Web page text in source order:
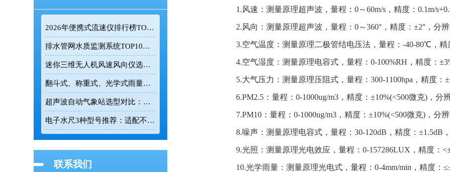
2026年便携式流速仪排行榜TOP10：采购前必看的实力榜单
排水管网水质监测系统TOP10推荐榜单
迷你三维无人机风速风向仪选型：云境天合TH-F1H助力空中风场监测
翻斗式、称重式、光学式雨量计精度大横评：哪种雨量计测量最准？
超声波自动气象站选型对比：云境天合 TH-CQX6 与天蔚 TW-CQX5 推荐
电子水尺3种型号推荐：适配不同水深监测场景
联系我们
1.风速：测量原理超声波，量程：0～60m/s，精度：0.1m/
2.风向：测量原理超声波，量程：0～360°，精度：±2°，分
3.空气温度：测量原理二极管结电压法，量程：-40-80℃，
4.空气湿度：测量原理电容式，量程：0-100%RH，精度：
5.大气压力：测量原理压阻式，量程：300-1100hpa，精度：
6.PM2.5：量程：0-1000ug/m3，精度：±10%(<500微克)，分
7.PM10：量程：0-1000ug/m3，精度：±10%(<500微克)，分
8.噪声：测量原理电容式，量程：30-120dB，精度：±1.5dB
9.光照：测量原理光电效应，量程：0-157286LUX，精度：
10.光学雨量：测量原理光电式，量程：0-4mm/min，精度：